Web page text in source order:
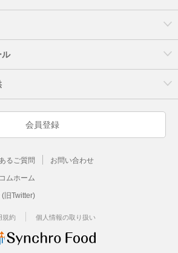
ル
会員登録
るご質問 お問い合わせ
ムホーム
(旧Twitter)
規約 個人情報の取り扱い